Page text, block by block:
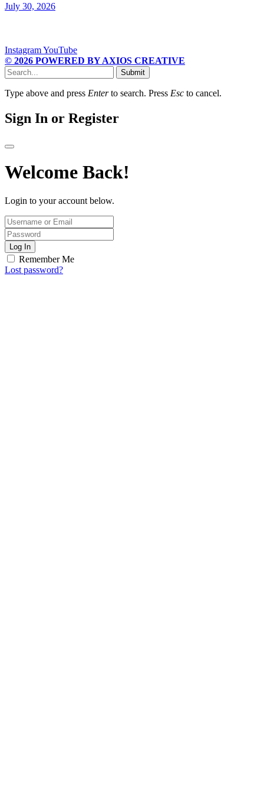
July 30, 2026
InstagramYouTube
© 2026 POWERED BY AXIOS CREATIVE
Submit
Type above and press Enterto search. Press Esc to cancel.
Sign In or Register
Welcome Back!
Login to your account below.
Log In
Remember Me
Lost password?